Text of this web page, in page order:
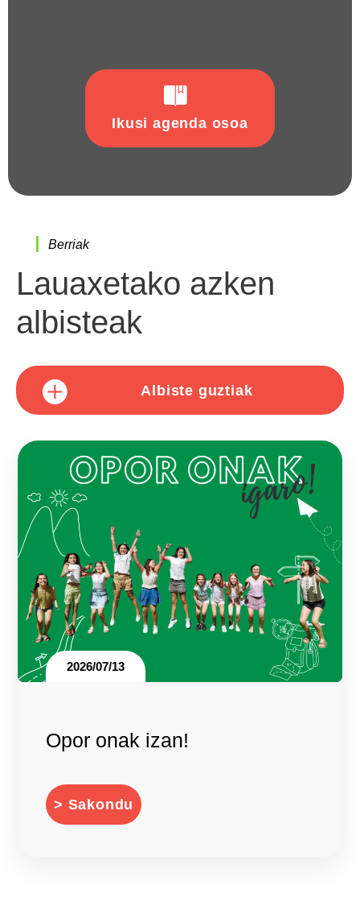
Ikusi agenda osoa
Berriak
Lauaxetako azken
albisteak
Albiste guztiak
2026/07/13
Opor onak izan!
> Sakondu